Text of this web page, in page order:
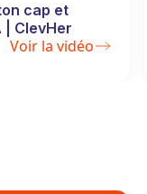
cap et
ClevHer
Voir la vidéo